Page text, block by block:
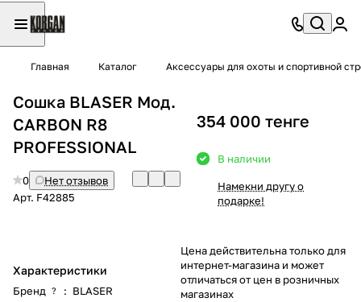
Главная Каталог Аксессуары для охоты и спортивной
Сошка BLASER Мод.
CARBON R8
PROFESSIONAL
0
Нет отзывов
Арт. F42885
Характеристики
Бренд ? : BLASER
354 000 тенге
В наличии
Намекни другу о
подарке!
Цена действительна только для
интернет-магазина и может
отличаться от цен в розничных
магазинах